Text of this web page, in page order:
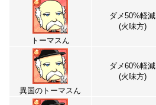
トーマスん
ダメ50%軽減
(火味方)
異国のトーマスん
ダメ60%軽減
(火味方)